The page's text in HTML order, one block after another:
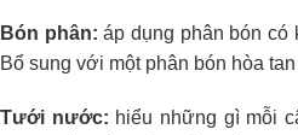
Bón phân: áp dụng phân bón có
Bổ sung với một phân bón hòa
Tưới nước: hiểu những gì mỗi